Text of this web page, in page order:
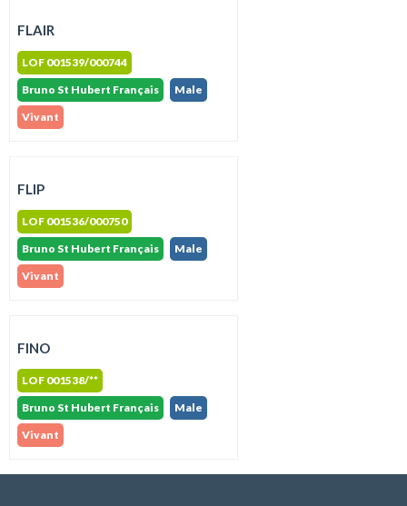
FLAIR
LOF 001539/000744
Bruno St Hubert Français
Male
Vivant
FLIP
LOF 001536/000750
Bruno St Hubert Français
Male
Vivant
FINO
LOF 001538/**
Bruno St Hubert Français
Male
Vivant